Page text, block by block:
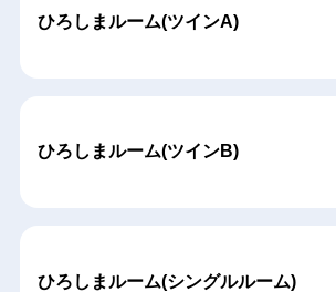
ひろしまルーム(ツインA)
ひろしまルーム(ツインB)
ひろしまルーム(シングルルーム)